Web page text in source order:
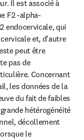
Il est associé à
F2 -alpha-
endocervicale, qui
et, d'autre
peut être
pas de
Concernant
les données de la
du fait de faibles
hétérogénéité
décollement
le